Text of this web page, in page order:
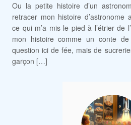
Ou la petite histoire d’un
retracer mon histoire d’astronome
ce qui m’a mis le pied à l’étrier de
mon histoire comme un conte
question ici de fée, mais de
garçon […]